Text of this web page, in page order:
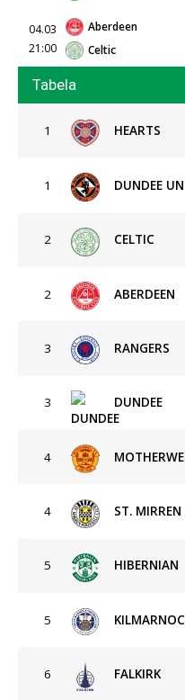
04.03
21:00
Aberdeen
Celtic
Tabela
1 HEARTS
1 DUNDEE
2 CELTIC
2 ABERDEEN
3 RANGERS
3 DUNDEE
4
4 ST. MIRREN
5 HIBERNIAN
5
6 FALKIRK